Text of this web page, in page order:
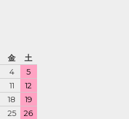
金
土
4
5
11
12
18
19
25
26